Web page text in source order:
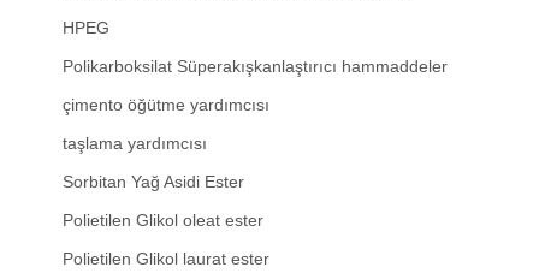
HPEG
Polikarboksilat Süperakışkanlaştırıcı hammaddeler
çimento öğütme yardımcısı
taşlama yardımcısı
Sorbitan Yağ Asidi Ester
Polietilen Glikol oleat ester
Polietilen Glikol laurat ester